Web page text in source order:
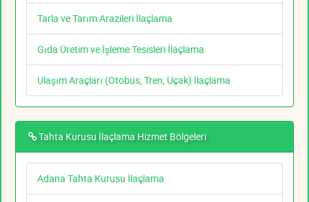
Tarla ve Tarım Arazileri İlaçlama
Gıda Üretim ve İşleme Tesisleri İlaçlama
Ulaşım Araçları (Otobüs, Tren, Uçak) İlaçlama
Tahta Kurusu İlaçlama Hizmet Bölgeleri
Adana Tahta Kurusu İlaçlama